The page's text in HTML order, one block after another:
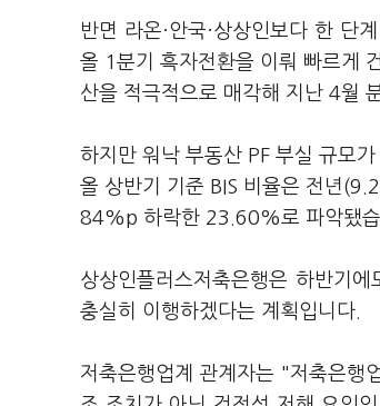
반면 라온·안국·상상인보다 한 단
올 1분기 흑자전환을 이뤄 빠르게
산을 적극적으로 매각해 지난 4월
하지만 워낙 부동산 PF 부실 규모
올 상반기 기준 BIS 비율은 전년
84%p 하락한 23.60%로 파악됐습
상상인플러스저축은행은 하반기
충실히 이행하겠다는 계획입니다.
저축은행업계 관계자는 "저축은행